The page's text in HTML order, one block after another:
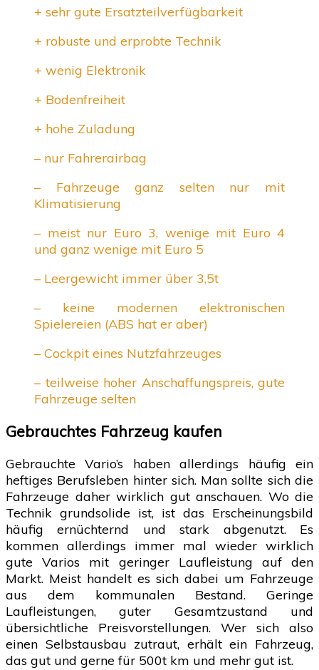
+ sehr gute Ersatzteilverfügbarkeit
+ robuste und erprobte Technik
+ wenig Elektronik
+ Bodenfreiheit
+ hohe Zuladung
– nur Fahrerairbag
– Fahrzeuge ganz selten nur mit
Klimatisierung
– meist nur Euro 3, wenige mit Euro 4
und ganz wenige mit Euro 5
– Leergewicht immer über 3,5t
– keine modernen elektronischen
Spielereien (ABS hat er aber)
– Cockpit eines Nutzfahrzeuges
– teilweise hoher Anschaffungspreis, gute
Fahrzeuge selten
Gebrauchtes Fahrzeug kaufen
Gebrauchte Vario’s haben allerdings häufig ein
heftiges Berufsleben hinter sich. Man sollte sich die
Fahrzeuge daher wirklich gut anschauen. Wo die
Technik grundsolide ist, ist das Erscheinungsbild
häufig ernüchternd und stark abgenutzt. Es
kommen allerdings immer mal wieder wirklich
gute Varios mit geringer Laufleistung auf den
Markt. Meist handelt es sich dabei um Fahrzeuge
aus dem kommunalen Bestand. Geringe
Laufleistungen, guter Gesamtzustand und
übersichtliche Preisvorstellungen. Wer sich also
einen Selbstausbau zutraut, erhält ein Fahrzeug,
das gut und gerne für 500t km und mehr gut ist.